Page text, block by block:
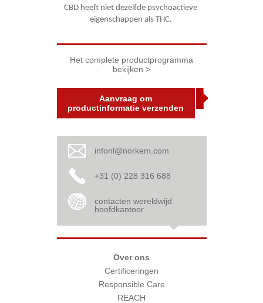
CBD heeft niet dezelfde psychoactieve
eigenschappen als THC.
Het complete productprogramma
bekijken >
Aanvraag om
productinformatie verzenden
infonl@norkem.com
+31 (0) 228 316 688
contacten wereldwijd
hoofdkantoor
Over ons
Certificeringen
Responsible Care
REACH